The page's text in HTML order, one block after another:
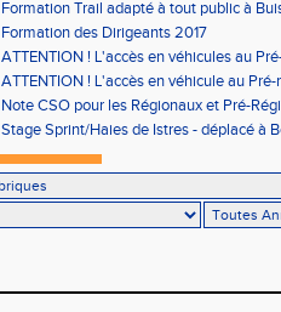
Formation Trail adapté à tout public à
Formation des Dirigeants 2017
ATTENTION ! L'accès en véhicules au
Bains sera réglementé
ATTENTION ! L'accès en véhicule au
Bains sera réglementé
Note CSO pour les Régionaux et Pré-
Stage Sprint/Haies de Istres - déplacé à